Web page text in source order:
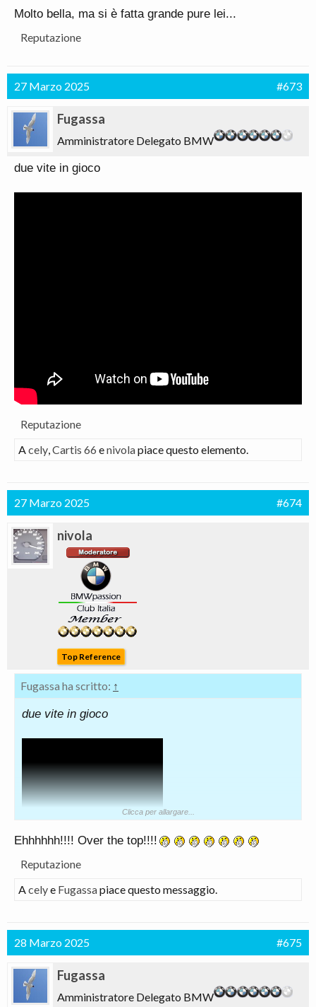
Molto bella, ma si è fatta grande pure lei...
Reputazione
27 Marzo 2025 #673
Fugassa
Amministratore Delegato BMW
due vite in gioco
Reputazione
Acely,Cartis 66 enivolapiace questo elemento.
27 Marzo 2025 #674
nivola
Top Reference
Fugassa ha scritto: ↑
due vite in gioco
Clicca per allargare...
Ehhhhhh!!!! Over the top!!!!
Reputazione
Acelye Fugassapiace questo messaggio.
28 Marzo 2025 #675
Fugassa
Amministratore Delegato BMW